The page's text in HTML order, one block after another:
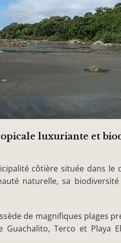
luxuriante et
côtière située dans le
naturelle, sa
de magnifiques plages
Guachalito, Terco et Playa